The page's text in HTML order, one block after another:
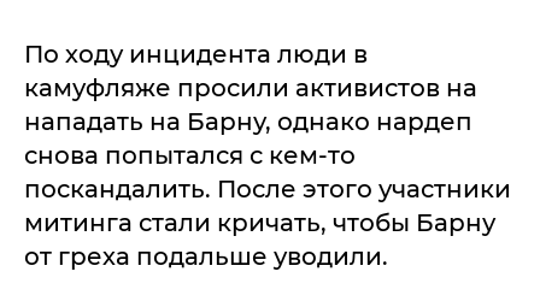
По ходу инцидента люди в
камуфляже просили активистов на
нападать на Барну, однако нардеп
снова попытался с кем-то
поскандалить. После этого участники
митинга стали кричать, чтобы Барну
от греха подальше уводили.